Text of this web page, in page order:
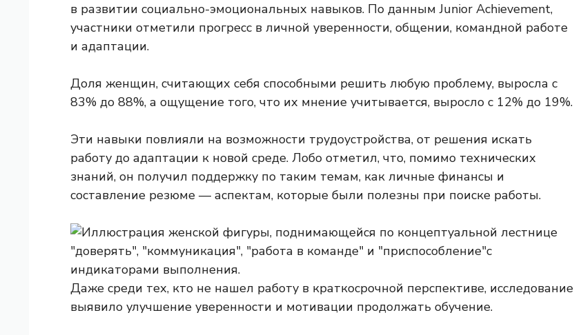
в развитии социально-эмоциональных навыков. По данным Junior Achievement,
участники отметили прогресс в личной уверенности, общении, командной работе
и адаптации.
Доля женщин, считающих себя способными решить любую проблему, выросла с
83% до 88%, а ощущение того, что их мнение учитывается, выросло с 12% до 19%.
Эти навыки повлияли на возможности трудоустройства, от решения искать
работу до адаптации к новой среде. Лобо отметил, что, помимо технических
знаний, он получил поддержку по таким темам, как личные финансы и
составление резюме — аспектам, которые были полезны при поиске работы.
Даже среди тех, кто не нашел работу в краткосрочной перспективе, исследование
выявило улучшение уверенности и мотивации продолжать обучение.